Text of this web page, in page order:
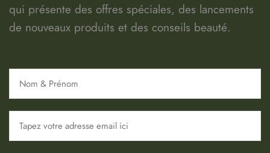
qui présente des offres spéciales, des lancements
de nouveaux produits et des conseils beauté.